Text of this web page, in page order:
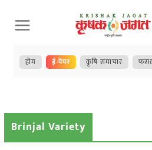
Skip
to
content
होम ई-पेपर कृषि समाचार
Brinjal Variety